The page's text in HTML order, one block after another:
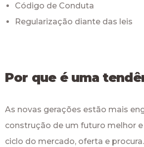
Código de Conduta
Regularização diante das leis
Por que é uma
As novas gerações estão mais
construção de um futuro melhor
ciclo do mercado, oferta e procura.